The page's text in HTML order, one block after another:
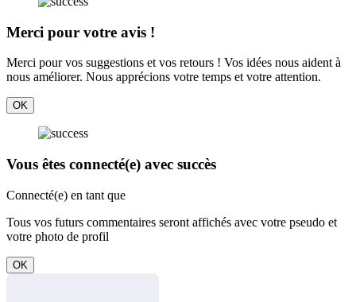
Merci pour votre avis !
Merci pour vos suggestions et vos retours ! Vos idées nous aident à
nous améliorer. Nous apprécions votre temps et votre attention.
OK
Vous êtes connecté(e) avec succès
Connecté(e) en tant que
Tous vos futurs commentaires seront affichés avec votre pseudo et
votre photo de profil
OK